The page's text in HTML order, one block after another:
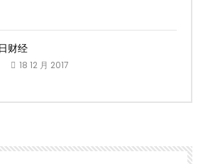
财经
18 12 月 2017